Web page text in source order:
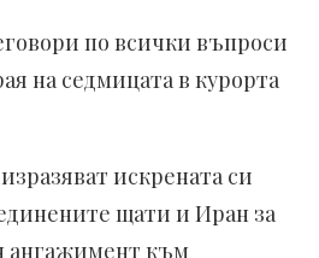
по всички въпроси
на седмицата в курорта
искрената си
щати и Иран за
ангажимент към